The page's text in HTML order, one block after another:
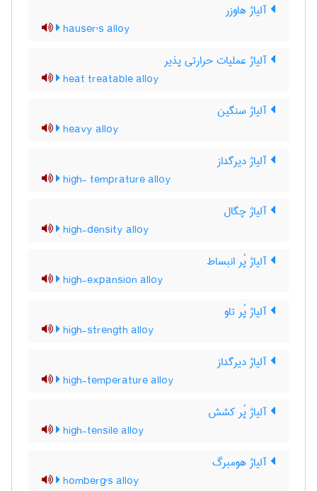
آلیاژ هاوزر
hauser's alloy
آلیاژ عملیات حرارتی پذیر
heat treatable alloy
آلیاژ سنگین
heavy alloy
آلیاژ دیرگداز
high- temprature alloy
آلیاژ چگال
high-density alloy
آلیاژ پُر انبساط
high-expansion alloy
آلیاژ پُر تاو
high-strength alloy
آلیاژ دیرگداز
high-temperature alloy
آلیاژ پُر کشش
high-tensile alloy
آلیاژ هومبرگ
homberg's alloy